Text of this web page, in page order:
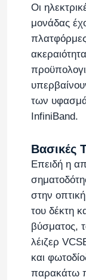
μονάδα
Διακόπτης
Κάρτα
καλώδιο
Οπτικός
Διακόπτης
Κάρτα
Οι
μονάδας
των
InfiniBand.
Βασικές
Επειδή η
στην
του δέκτη
βύσματος,
λέιζερ
και
παρακάτω